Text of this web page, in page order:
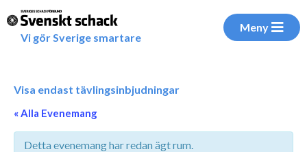
Vi gör Sverige smartare
Meny
Visa endast tävlingsinbjudningar
« Alla Evenemang
Detta evenemang har redan ägt rum.